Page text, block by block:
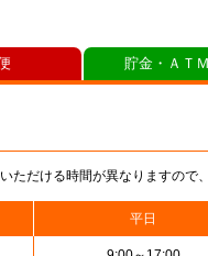
ただける時間が異なりますので
平日
貯金・ＡＴ